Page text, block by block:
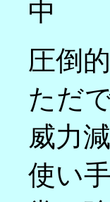
中
圧倒
ただ
威力
使い